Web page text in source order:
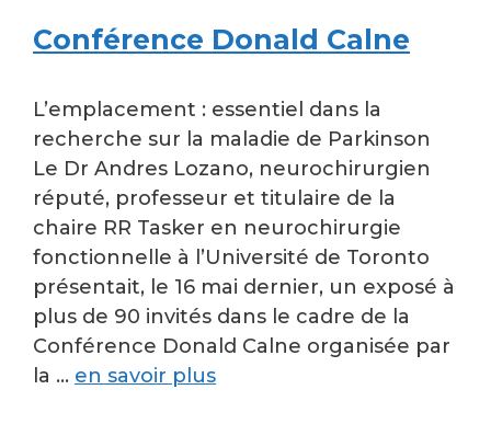
Conférence Donald Calne
L’emplacement : essentiel dans la
recherche sur la maladie de Parkinson
Le Dr Andres Lozano, neurochirurgien
réputé, professeur et titulaire de la
chaire RR Tasker en neurochirurgie
fonctionnelle à l’Université de Toronto
présentait, le 16 mai dernier, un exposé à
plus de 90 invités dans le cadre de la
Conférence Donald Calne organisée par
la … en savoir plus